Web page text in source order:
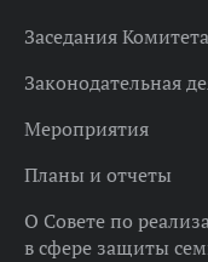
Заседания Комитета
Законодательная
Мероприятия
Планы и отчеты
О Совете по
в сфере защиты